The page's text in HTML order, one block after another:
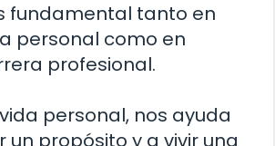
fundamental tanto en
personal como en
profesional.
personal, nos ayuda
un propósito y a vivir una